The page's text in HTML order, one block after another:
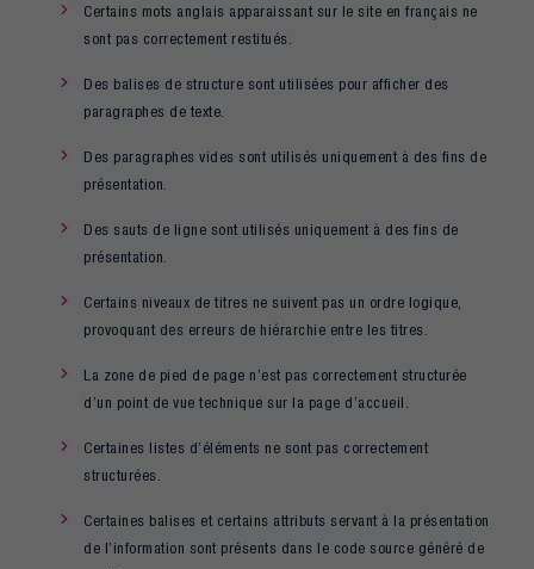
Certains mots anglais apparaissant sur le site en français ne
sont pas correctement restitués.
Des balises de structure sont utilisées pour afficher des
paragraphes de texte.
Des paragraphes vides sont utilisés uniquement à des fins de
présentation.
Des sauts de ligne sont utilisés uniquement à des fins de
présentation.
Certains niveaux de titres ne suivent pas un ordre logique,
provoquant des erreurs de hiérarchie entre les titres.
La zone de pied de page n’est pas correctement structurée
d’un point de vue technique sur la page d’accueil.
Certaines listes d’éléments ne sont pas correctement
structurées.
Certaines balises et certains attributs servant à la présentation
de l’information sont présents dans le code source généré de